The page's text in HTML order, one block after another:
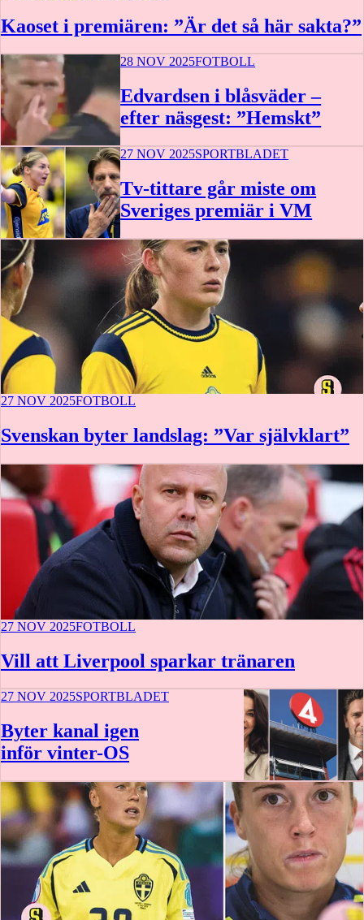
Kaoset i premiären: ”Är det så här sakta?”
28 NOV 2025FOTBOLL
Edvardsen i blåsväder –
efter näsgest: ”Hemskt”
27 NOV 2025SPORTBLADET
Tv-tittare går miste om
Sveriges premiär i VM
27 NOV 2025FOTBOLL
Svenskan byter landslag: ”Var självklart”
27 NOV 2025FOTBOLL
Vill att Liverpool sparkar tränaren
27 NOV 2025SPORTBLADET
Byter kanal igen
inför vinter-OS